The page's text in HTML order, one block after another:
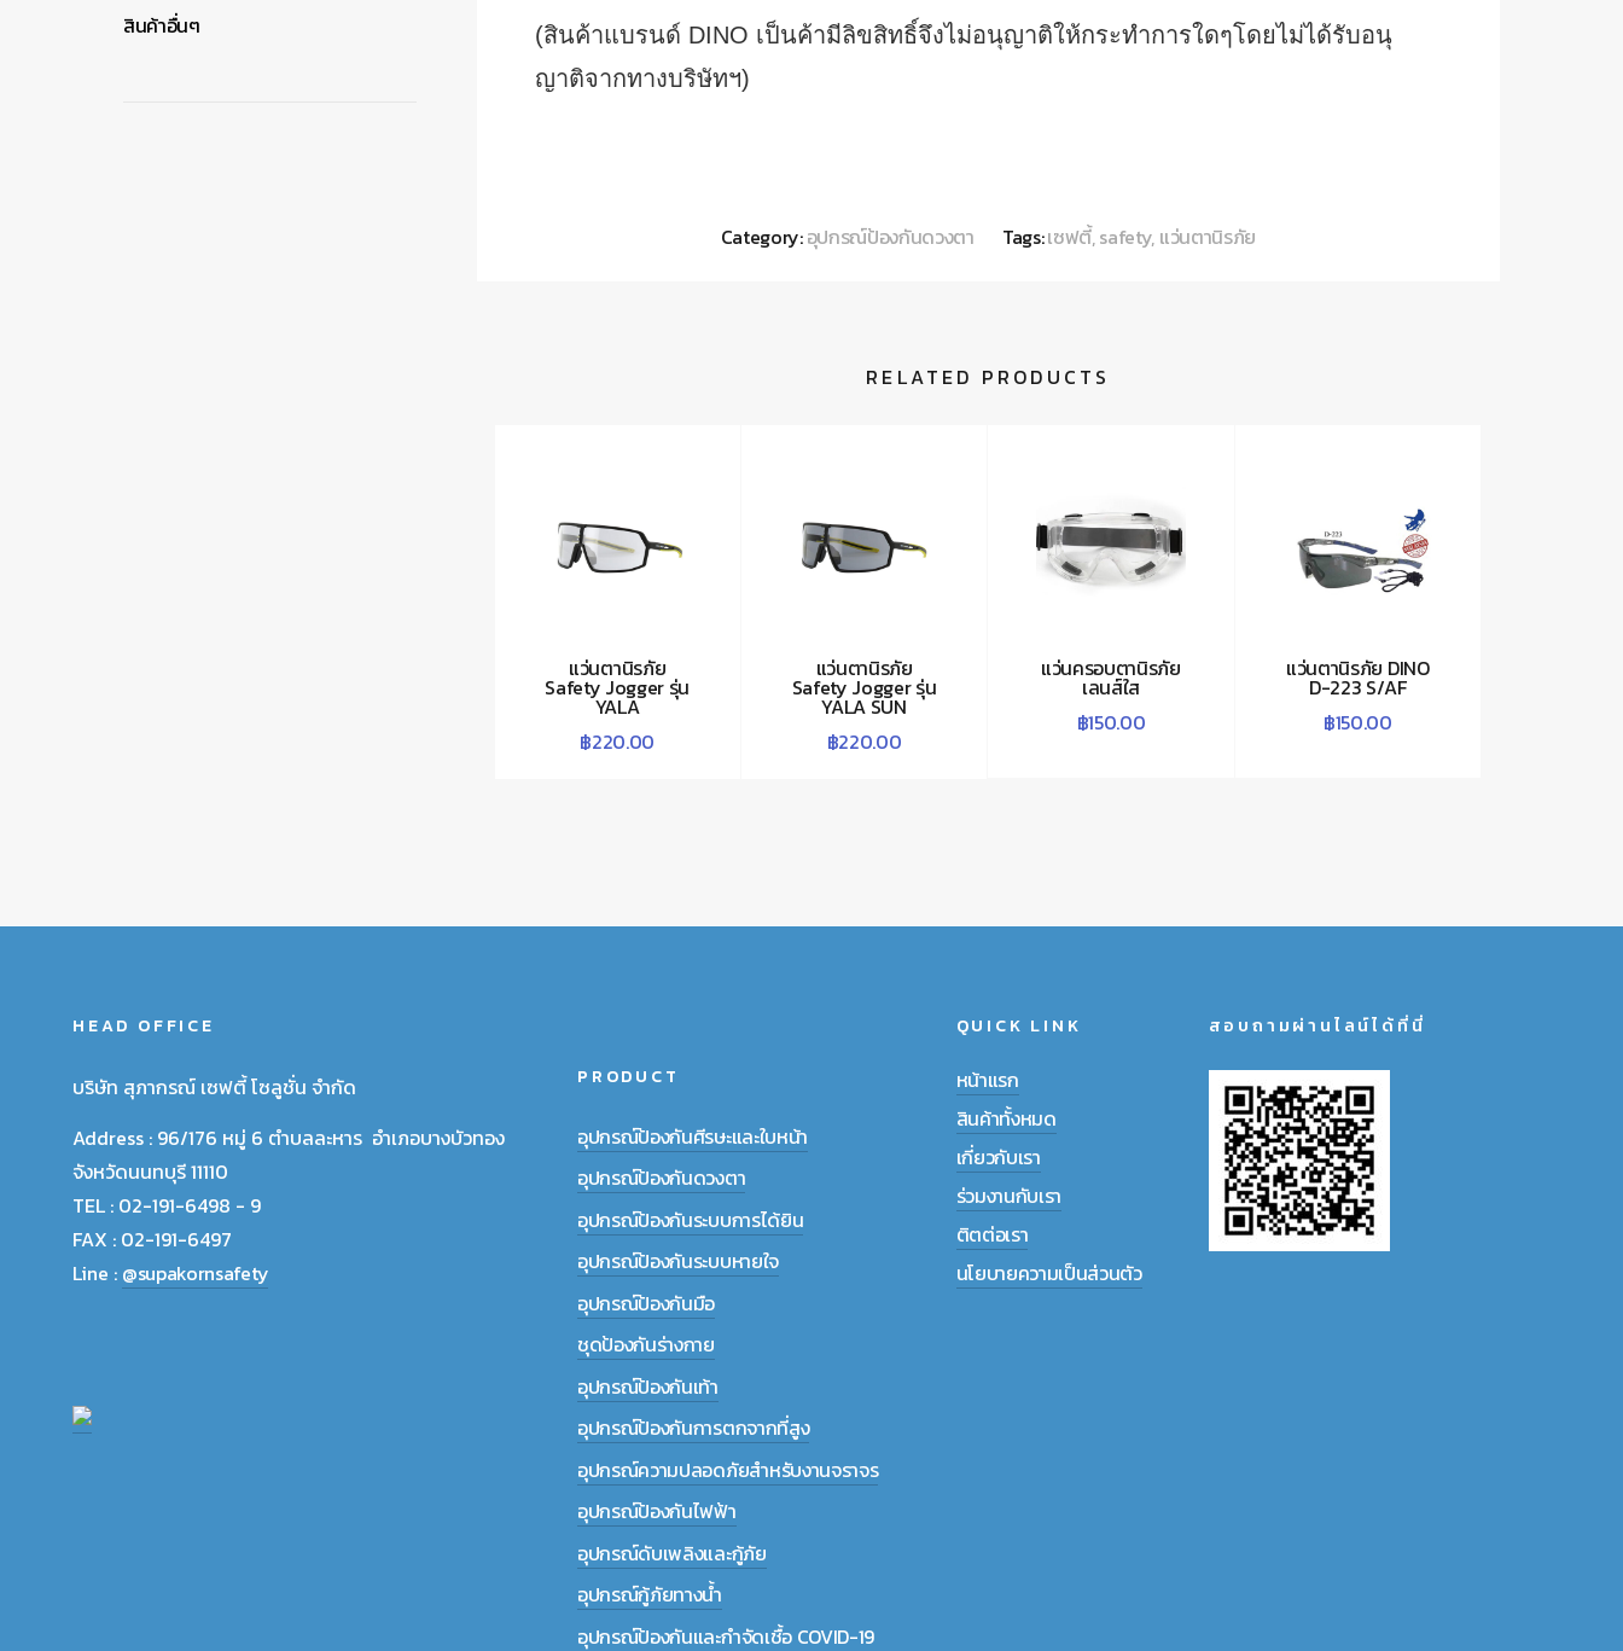
(สินค้าแบรนด์ DINO เป็นค้ามีลิขสิทธิ์จึงไม่อนุญาติให้กระทำการใดๆโดยไม่ได้รับอนุ
ญาติจากทางบริษัทฯ)
Category:อุปกรณ์ป้องกันดวงตา Tags:เซฟตี้,safety, แว่นตานิรภัย
RELATED PRODUCTS
แว่นตานิรภัย
Safety Jogger รุ่น
YALA
฿220.00
แว่นตานิรภัย
Safety Jogger รุ่น
YALA SUN
฿220.00
แว่นครอบตานิรภัย
เลนส์ใส
฿150.00
แว่นตานิรภัย DINO
D-223 S/AF
฿150.00
สินค้าอื่นๆ
HEAD OFFICE
บริษัท สุภากรณ์ เซฟตี้ โซลูชั่น จำกัด
Address : 96/176 หมู่ 6 ตำบลละหาร อำเภอบางบัวทอง
จังหวัดนนทบุรี 11110
TEL : 02-191-6498 - 9
FAX : 02-191-6497
Line : @supakornsafety
PRODUCT
อุปกรณ์ป้องกันศีรษะและใบหน้า
อุปกรณ์ป้องกันดวงตา
อุปกรณ์ป้องกันระบบการได้ยิน
อุปกรณ์ป้องกันระบบหายใจ
อุปกรณ์ป้องกันมือ
ชุดป้องกันร่างกาย
อุปกรณ์ป้องกันเท้า
อุปกรณ์ป้องกันการตกจากที่สูง
อุปกรณ์ความปลอดภัยสำหรับงานจราจร
อุปกรณ์ป้องกันไฟฟ้า
อุปกรณ์ดับเพลิงและกู้ภัย
อุปกรณ์กู้ภัยทางน้ำ
อุปกรณ์ป้องกันและกำจัดเชื้อ COVID-19
QUICK LINK
หน้าแรก
สินค้าทั้งหมด
เกี่ยวกับเรา
ร่วมงานกับเรา
ติตต่อเรา
นโยบายความเป็นส่วนตัว
สอบถามผ่านไลน์ได้ที่นี่